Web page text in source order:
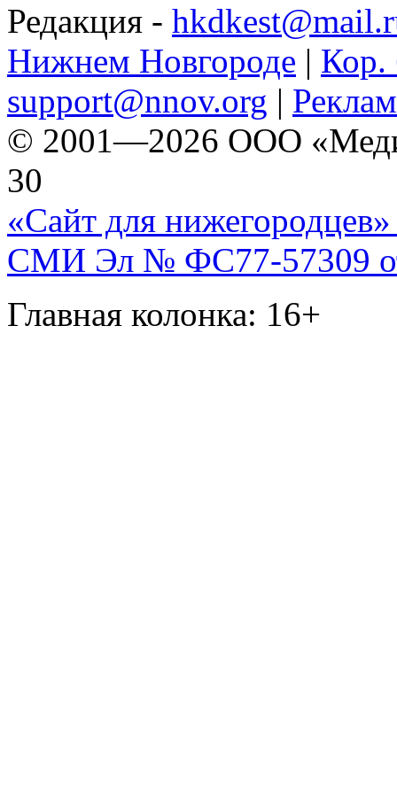
Редакция -
Нижнем Новгороде | Кор.
support@nnov.org |
© 2001—2026 ООО
30
«Сайт для нижегородцев»
СМИ Эл № ФС77-57309
Главная колонка: 16+